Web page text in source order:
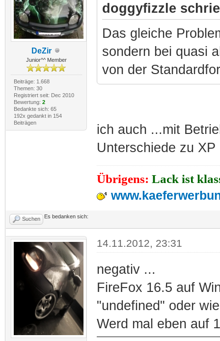
DeZir
Junior^^ Member
Beiträge: 1.668
Themen: 30
Registriert seit: Dec 2010
Bewertung: 2
Bedankte sich: 65
192x gedankt in 154
Beiträgen
doggyfizzle
Das gleiche
sondern bei quasi
von der
ich auch ...mit
Unterschiede zu XP
Übrigens: Lack ist
Suchen Es bedanken sich:
14.11.2012, 23:31
negativ ...
FireFox 16.5 auf
"undefined" oder
Werd mal eben auf